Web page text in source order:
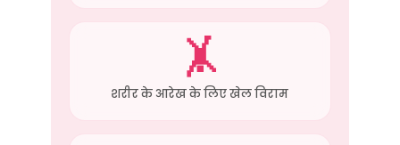
🤸
शरीर के आरेख के लिए खेल विराम